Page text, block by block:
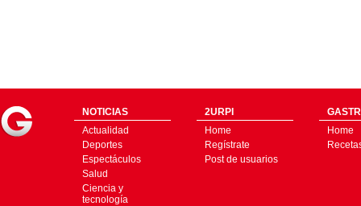
NOTICIAS
Actualidad
Deportes
Espectáculos
Salud
Ciencia y
tecnología
2URPI
Home
Regístrate
Post de usuarios
Home